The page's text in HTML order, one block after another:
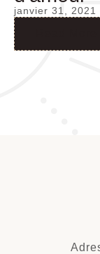
janvier 31, 2021